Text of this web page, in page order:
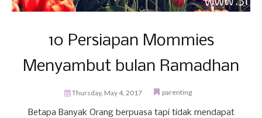
10 Persiapan Mommies
Menyambut bulan Ramadhan
Thursday, May 4, 2017 parenting
Betapa Banyak Orang berpuasa tapi tidak mendapat